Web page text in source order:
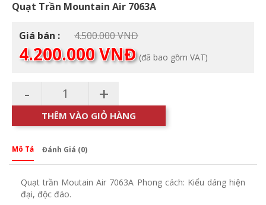
Quạt Trần Mountain Air 7063A
Giá bán : 4.500.000VNĐGiá
là:
4.200.000VNĐGiá
hiện
(đã bao gồm VAT)
- +
THÊM VÀO GIỎ HÀNG
Mô Tả Đánh Giá (0)
Quạt trần Moutain Air 7063A Phong cách: Kiểu dáng hiện
đại, độc đáo.